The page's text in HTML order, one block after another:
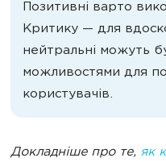
Позитивні варто
Критику — для
нейтральні можуть
можливостями для
користувачів.
Докладніше про те, як